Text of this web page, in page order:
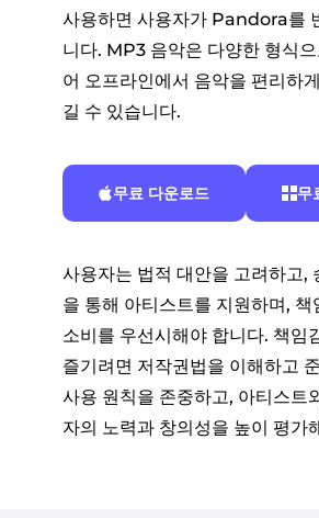
사용하면 사용자가 Pandora를
니다. MP3 음악은 다양한 형식
어 오프라인에서 음악을 편리하
길 수 있습니다.
무료 다운로드 무
사용자는 법적 대안을 고려하고,
을 통해 아티스트를 지원하며, 책
소비를 우선시해야 합니다. 책임
즐기려면 저작권법을 이해하고
사용 원칙을 존중하고, 아티스트
자의 노력과 창의성을 높이 평가